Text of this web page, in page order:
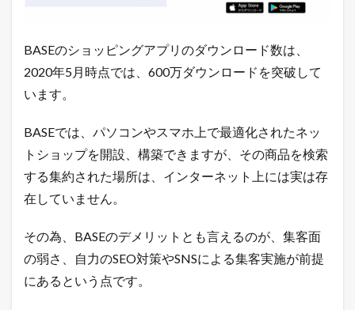
BASEのショッピングアプリのダウンロード数は、
2020年5月時点では、600万ダウンロードを突破して
います。
BASEでは、パソコンやスマホ上で最適化されたネッ
トショップを開設、構築できますが、その商品を検索
する集約された場所は、インターネット上には実は存
在していません。
その為、BASEのデメリットとも言えるのが、集客面
の弱さ、自力のSEO対策やSNSによる集客実施が前提
にあるという点です。